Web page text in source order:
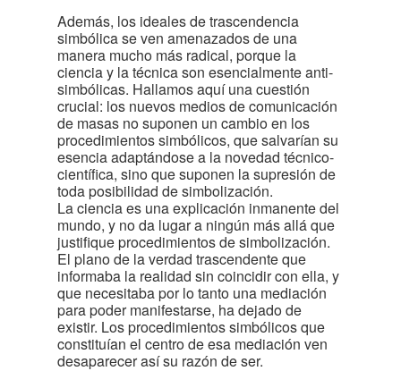
Además, los ideales de trascendencia
simbólica se ven amenazados de una
manera mucho más radical, porque la
ciencia y la técnica son esencialmente anti-
simbólicas. Hallamos aquí una cuestión
crucial: los nuevos medios de comunicación
de masas no suponen un cambio en los
procedimientos simbólicos, que salvarían su
esencia adaptándose a la novedad técnico-
científica, sino que suponen la supresión de
toda posibilidad de simbolización.
La ciencia es una explicación inmanente del
mundo, y no da lugar a ningún más allá que
justifique procedimientos de simbolización.
El plano de la verdad trascendente que
informaba la realidad sin coincidir con ella, y
que necesitaba por lo tanto una mediación
para poder manifestarse, ha dejado de
existir. Los procedimientos simbólicos que
constituían el centro de esa mediación ven
desaparecer así su razón de ser.